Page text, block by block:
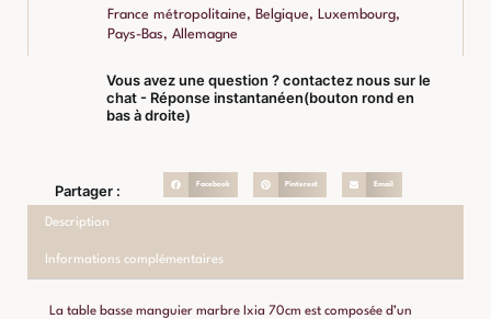
France métropolitaine, Belgique, Luxembourg,
Pays-Bas, Allemagne
Vous avez une question ? contactez nous sur le
chat - Réponse instantanéen(bouton rond en
bas à droite)
Partager : Facebook Pinterest Email
Description
Informations complémentaires
La table basse manguier marbre Ixia 70cm est composée d’un